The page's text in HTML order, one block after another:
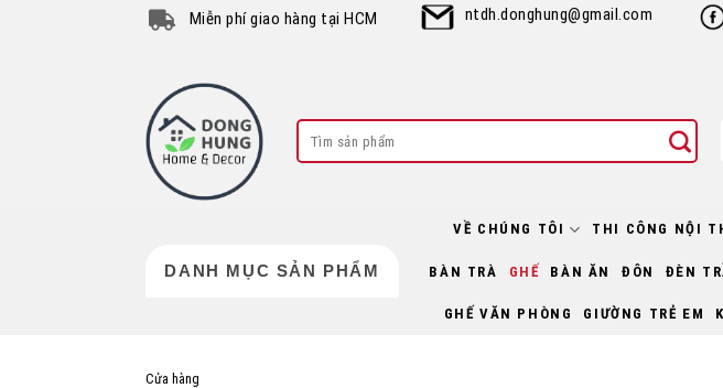
Miễn phí giao hàng tại HCM ntdh.donghung@gmail.com
Search
for:
DANH MỤC SẢN PHẨM
VỀ CHÚNG TÔI THI CÔNG NỘI
BÀN TRÀ GHẾ BÀN ĂN ĐÔN ĐÈN
GHẾ VĂN PHÒNG GIƯỜNG TRẺ EM
Cửa hàng